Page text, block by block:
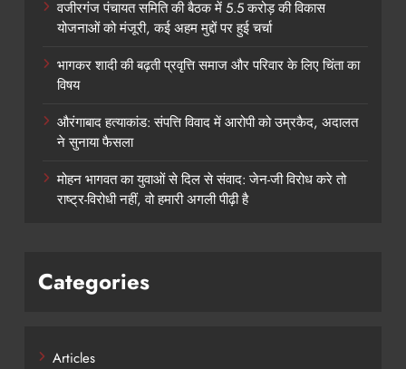
वजीरगंज पंचायत समिति की बैठक में 5.5 करोड़ की विकास
योजनाओं को मंजूरी, कई अहम मुद्दों पर हुई चर्चा
भागकर शादी की बढ़ती प्रवृत्ति समाज और परिवार के लिए चिंता का
विषय
औरंगाबाद हत्याकांड: संपत्ति विवाद में आरोपी को उम्रकैद, अदालत
ने सुनाया फैसला
मोहन भागवत का युवाओं से दिल से संवाद: जेन-जी विरोध करे तो
राष्ट्र-विरोधी नहीं, वो हमारी अगली पीढ़ी है
Categories
Articles